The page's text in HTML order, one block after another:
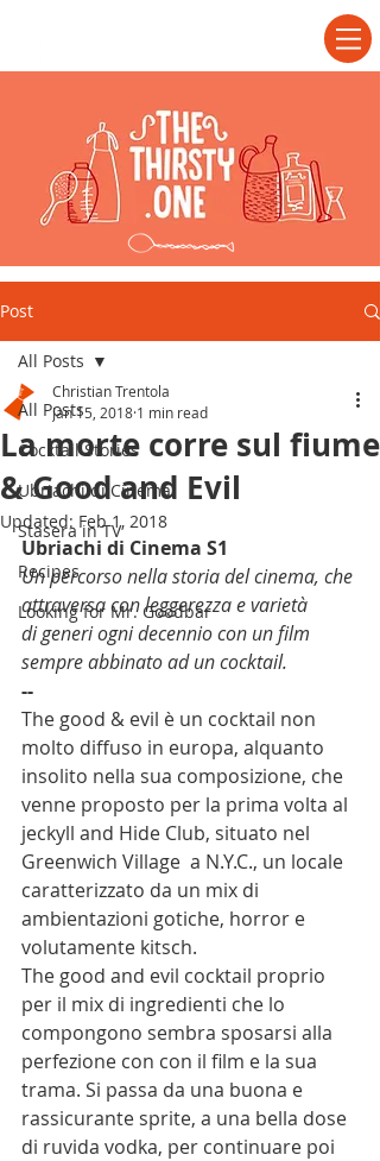
Post
All Posts
Cocktail Stories
Ubriachi di Cinema
Stasera in TV
Recipes
Looking for Mr. Goodbar
All Posts
La morte corre sul fiume
& Good and Evil
Christian Trentola
Jan 15, 2018 1 min read
Updated: Feb 1, 2018
Ubriachi di Cinema S1
Un percorso nella storia del cinema, che
attraversa con leggerezza e varietà
di generi ogni decennio con un film
sempre abbinato ad un cocktail.
--
The good & evil è un cocktail non
molto diffuso in europa, alquanto
insolito nella sua composizione, che
venne proposto per la prima volta al
jeckyll and Hide Club, situato nel
Greenwich Village  a N.Y.C., un locale
caratterizzato da un mix di
ambientazioni gotiche, horror e
volutamente kitsch.
The good and evil cocktail proprio
per il mix di ingredienti che lo
compongono sembra sposarsi alla
perfezione con con il film e la sua
trama. Si passa da una buona e
rassicurante sprite, a una bella dose
di ruvida vodka, per continuare poi